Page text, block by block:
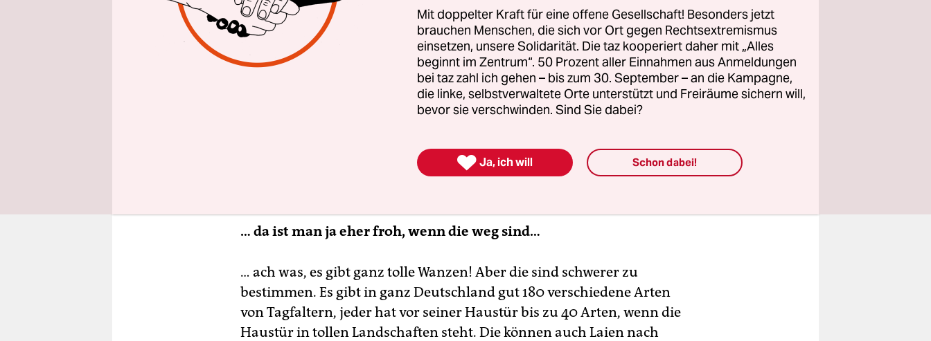
Vorkommen von Schmetterlingen ein Indikator, mit dem das neue
Gesetz zur Wiederherstellung der Natur misst, wie es um die
Biodiversität in einer Landschaft bestellt ist.
Das Schöne an diesem Indikator ist: Es gibt ihn schon. In allen 27 EU-
Staaten gibt es ein Tagfaltermonitoring. 6000 Ehrenamtler erfassen
eine hervorragende Grundlage für ein europaweites Monitoring. Man
könnte das natürlich auch mit Wanzen machen, aber die sind nicht so
… da ist man ja eher froh, wenn die weg sind…
… ach was, es gibt ganz tolle Wanzen! Aber die sind schwerer zu
bestimmen. Es gibt in ganz Deutschland gut 180 verschiedene Arten
von Tagfaltern, jeder hat vor seiner Haustür bis zu 40 Arten, wenn die
Haustür in tollen Landschaften steht. Die können auch Laien nach
Mit doppelter Kraft für eine offene Gesellschaft! Besonders jetzt
brauchen Menschen, die sich vor Ort gegen Rechtsextremismus
einsetzen, unsere Solidarität. Die taz kooperiert daher mit „Alles
beginnt im Zentrum“. 50 Prozent aller Einnahmen aus Anmeldungen
bei taz zahl ich gehen – bis zum 30. September – an die Kampagne,
die linke, selbstverwaltete Orte unterstützt und Freiräume sichern will,
bevor sie verschwinden. Sind Sie dabei?
 Ja, ich will Schon dabei!